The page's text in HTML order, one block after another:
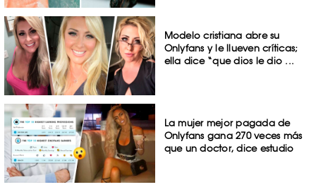
Modelo cristiana abre su
Onlyfans y le llueven críticas;
ella dice “que dios le dio ...
La mujer mejor pagada de
Onlyfans gana 270 veces más
que un doctor, dice estudio